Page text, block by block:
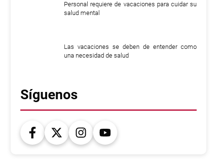
Personal requiere de vacaciones para cuidar su
salud mental
Las vacaciones se deben de entender como
una necesidad de salud
Síguenos